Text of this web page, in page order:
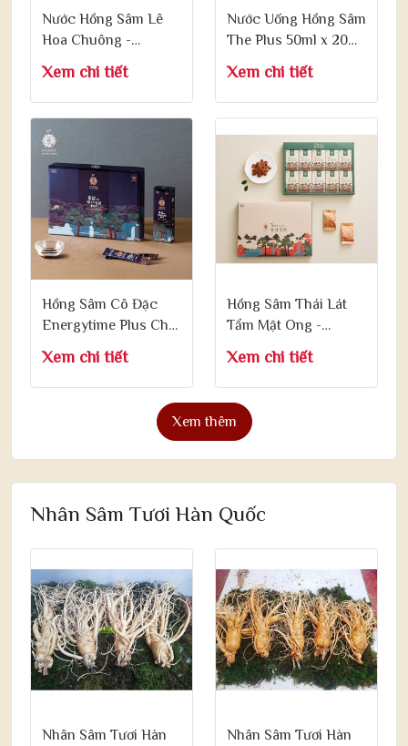
Nước Hồng Sâm Lê
Hoa Chuông -
Bellflower Roots &
Pear with Korean Red
Ginseng 12g x 30 Gói
Xem chi tiết
Nước Uống Hồng Sâm
The Plus 50ml x 20
Xem chi tiết
Hồng Sâm Cô Đặc
Energytime Plus Cho
Nam Giới 10g x 32
Gói
Xem chi tiết
Hồng Sâm Thái Lát
Tẩm Mật Ong -
Korean Honey Sliced
Red Ginseng 18g x 10
Gói
Xem chi tiết
Xem thêm
Nhân Sâm Tươi Hàn Quốc
Nhân Sâm Tươi Hàn
Nhân Sâm Tươi Hàn